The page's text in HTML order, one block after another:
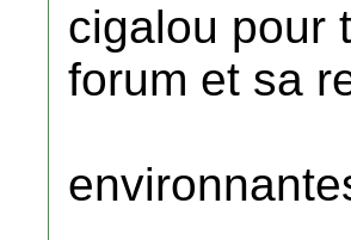
cigalou pour
forum et sa